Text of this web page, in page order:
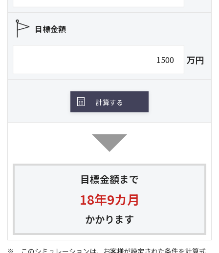
目標金額
万円
計算する
目標金額まで
18年9カ月
かかります